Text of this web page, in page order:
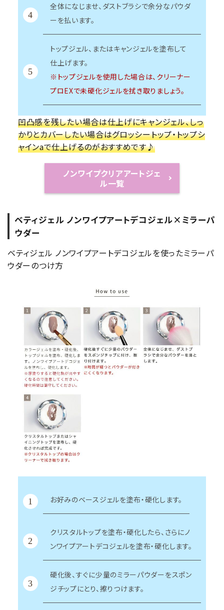
4
全体になじませ、ダストブラシで余分なパウダ
ーを払います。
5
トップジェル、またはキャンジェルを塗布して
仕上げます。
※トップジェルを使用した場合は、クリーナー
プロEXで未硬化ジェルを拭き取りましょう。
凹凸感を残したい場合は仕上げにキャンジェル、しっ
かりとカバーしたい場合はグロッシートップ・トップシ
ャインaで仕上げるのがおすすめです♪
ノンワイプクリアアートジェ
ル一覧
ベティジェル ノンワイプアートデコジェル×ミラーパ
ウダー
ベティジェル ノンワイプアートデコジェルを使ったミラーパ
ウダーのつけ方
1 お好みのベースジェルを塗布・硬化します。
2
クリスタルトップを塗布・硬化したら、さらにノ
ンワイプアートデコジェルを塗布・硬化します。
3
硬化後、すぐに少量のミラーパウダーをスポン
ジチップにとり、擦りつけます。